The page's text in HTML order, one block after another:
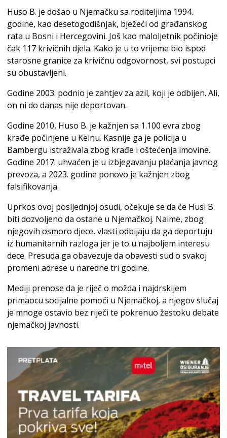
Huso B. je došao u Njemačku sa roditeljima 1994.
godine, kao desetogodišnjak, bježeći od građanskog
rata u Bosni i Hercegovini. Još kao maloljetnik počinioje
čak 117 krivičnih djela. Kako je u to vrijeme bio ispod
starosne granice za krivičnu odgovornost, svi postupci
su obustavljeni.
Godine 2003. podnio je zahtjev za azil, koji je odbijen. Ali,
on ni do danas nije deportovan.
Godine 2010, Huso B. je kažnjen sa 1.100 evra zbog
krađe počinjene u Kelnu. Kasnije ga je policija u
Bambergu istraživala zbog krađe i oštećenja imovine.
Godine 2017. uhvaćen je u izbjegavanju plaćanja javnog
prevoza, a 2023. godine ponovo je kažnjen zbog
falsifikovanja.
Uprkos ovoj posljednjoj osudi, očekuje se da će Husi B.
biti dozvoljeno da ostane u Njemačkoj. Naime, zbog
njegovih osmoro djece, vlasti odbijaju da ga deportuju
iz humanitarnih razloga jer je to u najboljem interesu
dece. Presuda ga obavezuje da obavesti sud o svakoj
promeni adrese u naredne tri godine.
Mediji prenose da je riječ o možda i najdrskijem
primaocu socijalne pomoći u Njemačkoj, a njegov slučaj
je mnoge ostavio bez riječi te pokrenuo žestoku debate
njemačkoj javnosti.